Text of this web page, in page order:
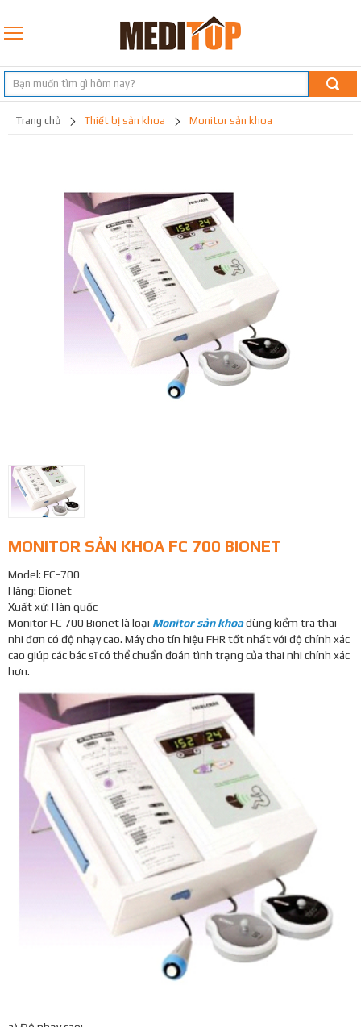
trang chủ thiết bị sản khoa monitor sản khoa
MONITOR SẢN KHOA FC 700 BIONET
Model: FC-700
Hãng: Bionet
Xuất xứ: Hàn quốc
Monitor FC 700 Bionet là loại Monitor sản khoadùng kiểm tra thai
nhi đơn có độ nhạy cao. Máy cho tín hiệu FHR tốt nhất với độ chính xác
cao giúp các bác sĩ có thể chuẩn đoán tình trạng của thai nhi chính xác
hơn.